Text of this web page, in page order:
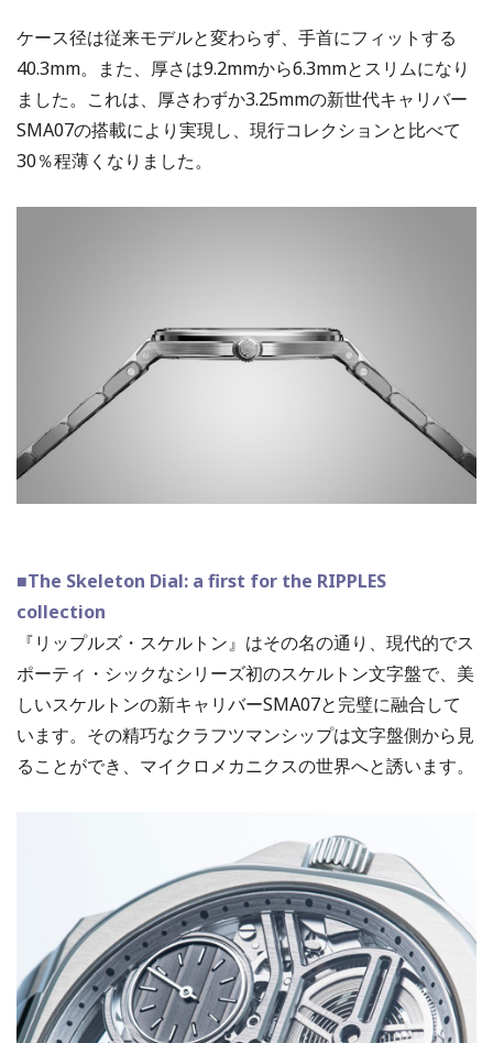
ケース径は従来モデルと変わらず、手首にフィットする
40.3mm。また、厚さは9.2mmから6.3mmとスリムになり
ました。これは、厚さわずか3.25mmの新世代キャリバー
SMA07の搭載により実現し、現行コレクションと比べて
30％程薄くなりました。
■The Skeleton Dial: a first for the RIPPLES
collection
『リップルズ・スケルトン』はその名の通り、現代的でス
ポーティ・シックなシリーズ初のスケルトン文字盤で、美
しいスケルトンの新キャリバーSMA07と完璧に融合して
います。その精巧なクラフツマンシップは文字盤側から見
ることができ、マイクロメカニクスの世界へと誘います。